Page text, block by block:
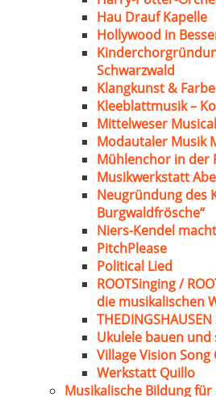
Hau Drauf Kapelle
Hollywood in
Schwarzwald
Klangkunst &
Kleeblattmusik –
Mittelweser
Modautaler Musik
Mühlenchor in der
Musikwerkstatt
Neugründung des
Burgwaldfrösche“
Niers-Kendel
PitchPlease
Political Lied
ROOTSinging /
die musikalischen
Ukulele bauen und
Village Vision Song
Werkstatt Quillo
Musikalische Bildung